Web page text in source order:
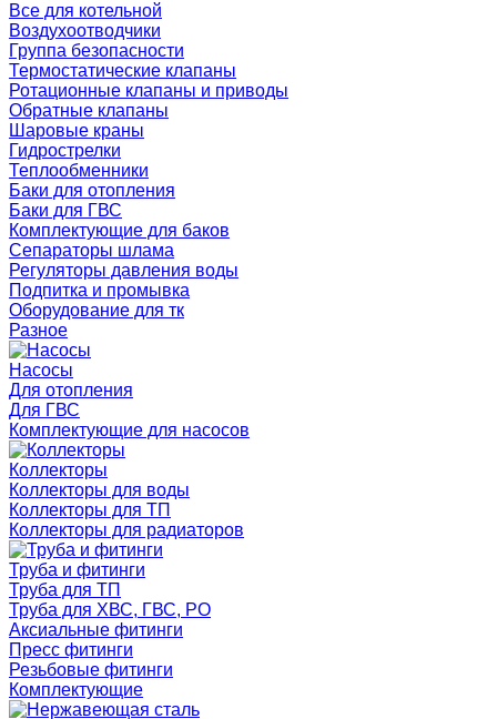
Все для котельной
Воздухоотводчики
Группа безопасности
Термостатические клапаны
Ротационные клапаны и приводы
Обратные клапаны
Шаровые краны
Гидрострелки
Теплообменники
Баки для отопления
Баки для ГВС
Комплектующие для баков
Сепараторы шлама
Регуляторы давления воды
Подпитка и промывка
Оборудование для тк
Разное
Насосы
Для отопления
Для ГВС
Комплектующие для насосов
Коллекторы
Коллекторы для воды
Коллекторы для ТП
Коллекторы для радиаторов
Труба и фитинги
Труба для ТП
Труба для ХВС, ГВС, РО
Аксиальные фитинги
Пресс фитинги
Резьбовые фитинги
Комплектующие